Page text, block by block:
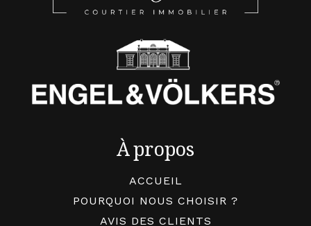
À propos
ACCUEIL
POURQUOI NOUS CHOISIR ?
AVIS DES CLIENTS